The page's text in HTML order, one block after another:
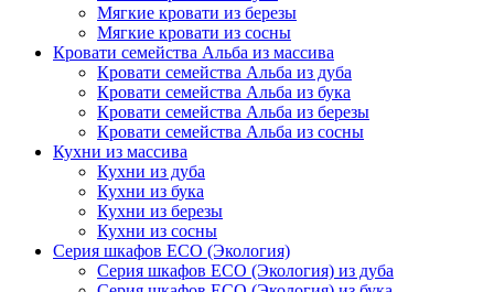
Мягкие кровати из березы
Мягкие кровати из сосны
Кровати семейства Альба из массива
Кровати семейства Альба из дуба
Кровати семейства Альба из бука
Кровати семейства Альба из березы
Кровати семейства Альба из сосны
Кухни из массива
Кухни из дуба
Кухни из бука
Кухни из березы
Кухни из сосны
Серия шкафов ECO (Экология)
Серия шкафов ECO (Экология) из дуба